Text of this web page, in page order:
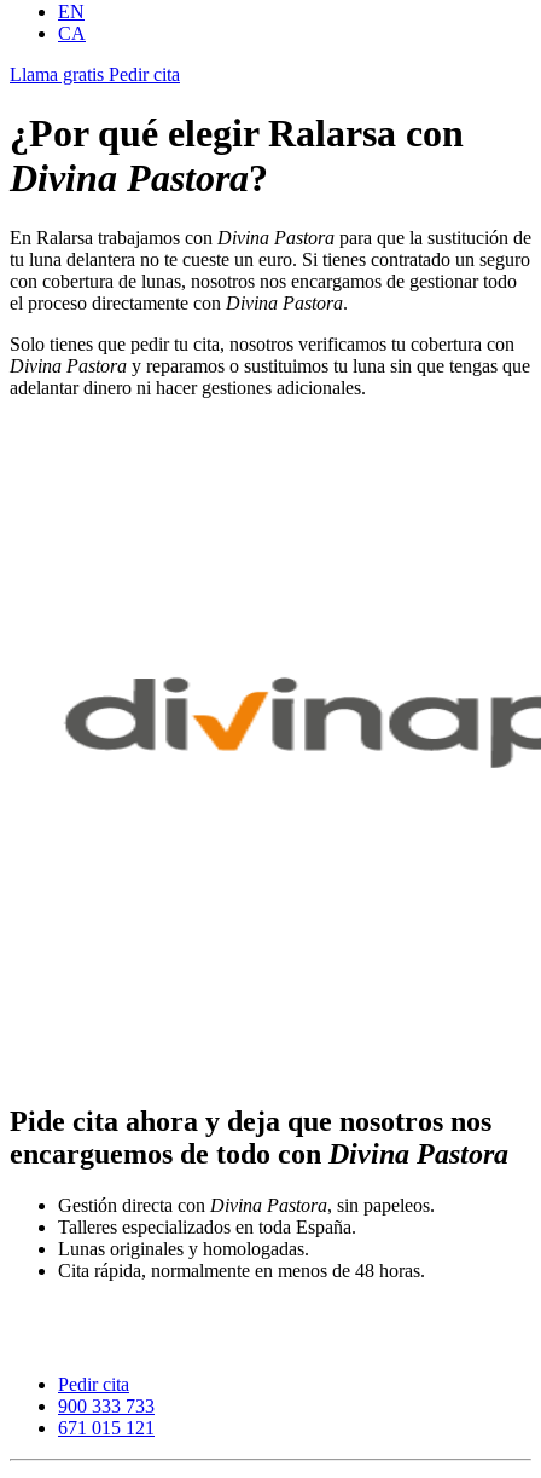
EN
CA
Llama gratis Pedir cita
¿Por qué elegir Ralarsa con
Divina Pastora?
En Ralarsa trabajamos con Divina Pastora para que la sustitución de
tu luna delantera no te cueste un euro. Si tienes contratado un seguro
con cobertura de lunas, nosotros nos encargamos de gestionar todo
el proceso directamente con Divina Pastora.
Solo tienes que pedir tu cita, nosotros verificamos tu cobertura con
Divina Pastora y reparamos o sustituimos tu luna sin que tengas que
adelantar dinero ni hacer gestiones adicionales.
Pide cita ahora y deja que nosotros nos
encarguemos de todo con Divina Pastora
Gestión directa con Divina Pastora, sin papeleos.
Talleres especializados en toda España.
Lunas originales y homologadas.
Cita rápida, normalmente en menos de 48 horas.
Pedir cita
900 333 733
671 015 121